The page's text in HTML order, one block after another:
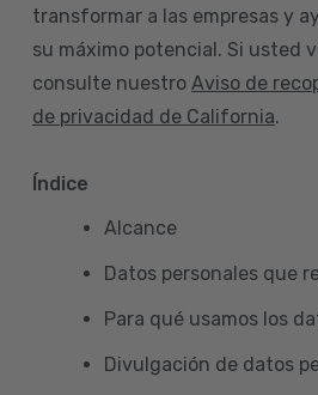
transformar a las empresas y
su máximo potencial. Si usted
consulte nuestro Aviso de
de privacidad de California.
Índice
Alcance
Datos personales que
Para qué usamos los
Divulgación de datos